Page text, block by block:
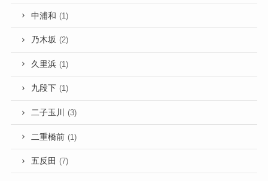
中浦和 (1)
乃木坂 (2)
久里浜 (1)
九段下 (1)
二子玉川 (3)
二重橋前 (1)
五反田 (7)